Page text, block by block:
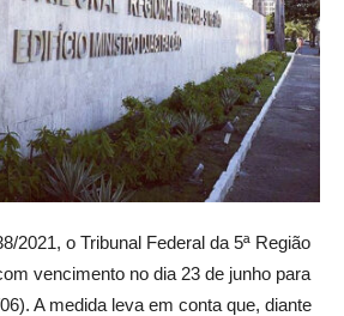
2021, o Tribunal Federal da 5ª Região
vencimento no dia 23 de junho para
A medida leva em conta que, diante